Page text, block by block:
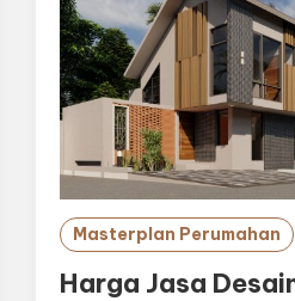
Masterplan Perumahan
Harga Jasa